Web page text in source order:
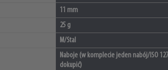
11 mm
25 g
M/Stal
Naboje (w komplecie jeden nabój/ISO
dokupić)